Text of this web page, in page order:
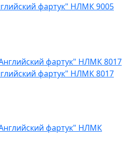
фартук" НЛМК 9005
фартук" НЛМК 8017